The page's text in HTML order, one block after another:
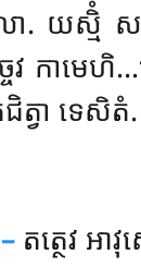
ា. យស្មិំ
ចេវ កាម
ជិត្វា ទេសិតំ.
តត្ថេវ អាវុ